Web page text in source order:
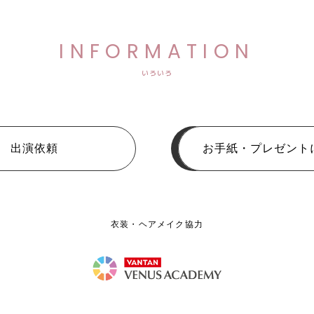
INFORMATION
いろいろ
出演依頼 お手紙・プレゼント
衣装・ヘアメイク協力